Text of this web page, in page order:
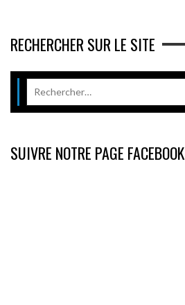
RECHERCHER SUR LE SITE
SUIVRE NOTRE PAGE FACEBOOK